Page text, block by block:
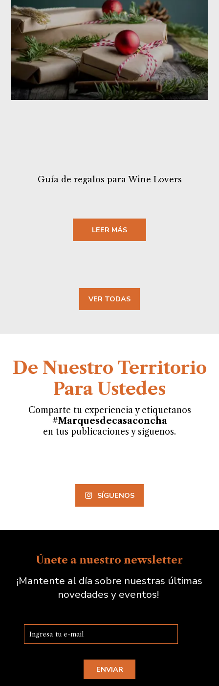
Guía de regalos para Wine Lovers
LEER MÁS
VER TODAS
De Nuestro Territorio
Para Ustedes
Comparte tu experiencia y etiquetanos
#Marquesdecasaconcha
en tus publicaciones y siguenos.
SÍGUENOS
Únete a nuestro newsletter
¡Mantente al día sobre nuestras últimas
novedades y eventos!